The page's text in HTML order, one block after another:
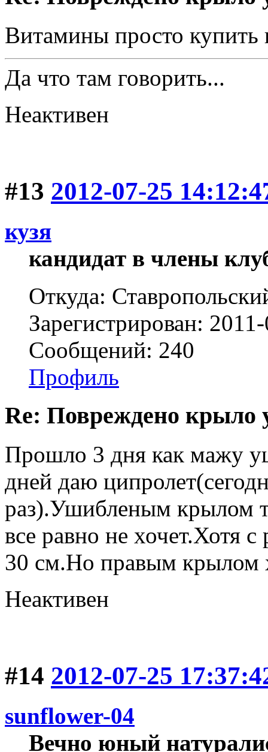
Витамины просто купить
Да что там говорить...
Неактивен
#13 2012-07-25
кузя
кандидат в члены
Откуда:
Зарегистрирован:
Сообщений: 240
Профиль
Re: Повреждено крыло
Прошло 3 дня как мажу
дней даю
раз).Ушибленым крылом
все равно не хочет.Хотя с
30 см.Но правым крылом
Неактивен
#14 2012-07-25
sunflower-04
Вечно юный